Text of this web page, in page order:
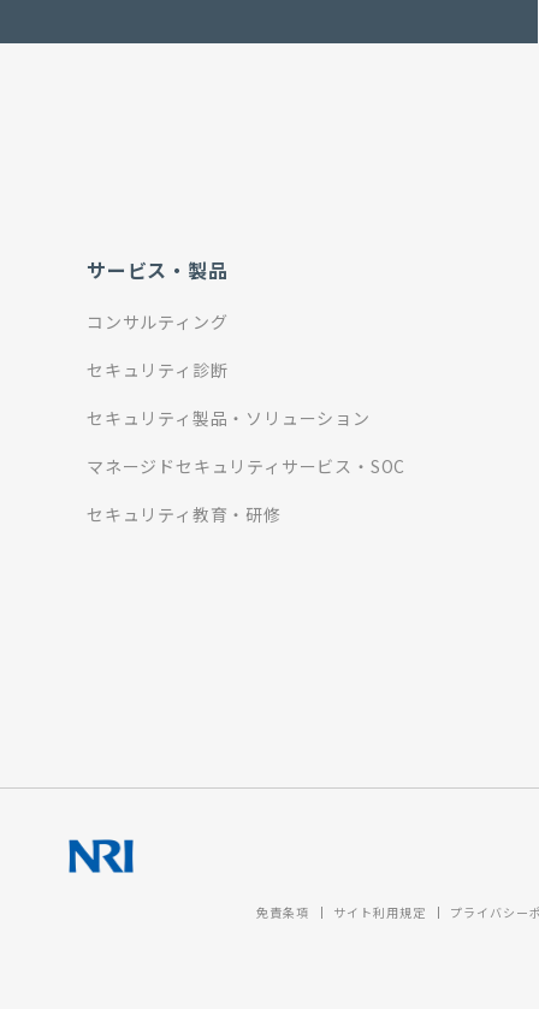
サービス・製品
コンサルティング
セキュリティ診断
セキュリティ製品・ソリューション
マネージドセキュリティサービス・SOC
セキュリティ教育・研修
免責条項 サイト利用規定 プライバシー